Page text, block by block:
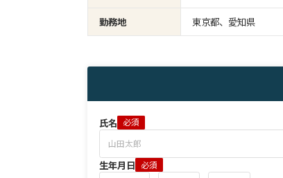
勤務地
東京都、愛知県
氏名 必須
生年月日 必須